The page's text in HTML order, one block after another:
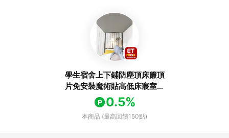
學生宿舍上下鋪防塵頂床簾頂
片免安裝魔術貼高低床寢室純
色擋灰布
0.5%
本商品 (最高回饋150點)